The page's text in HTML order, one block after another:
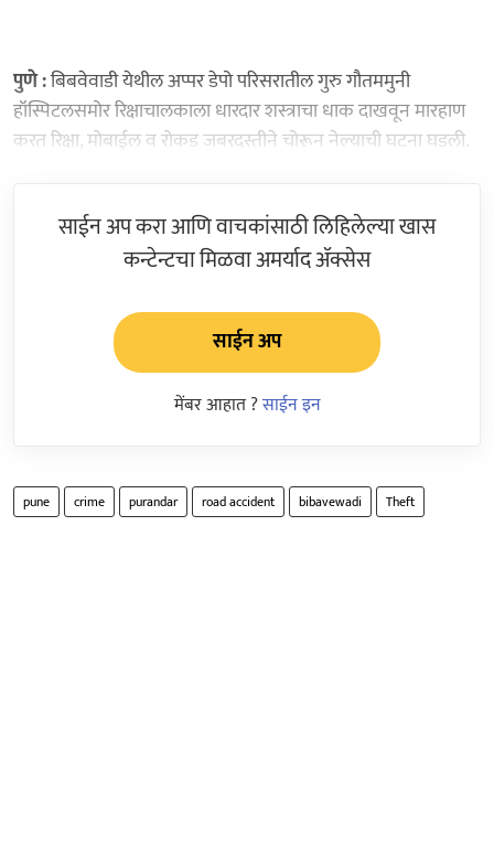
पुणे :बिबवेवाडी येथील अप्पर डेपो परिसरातील गुरु गौतममुनी
हॉस्पिटलसमोर रिक्षाचालकाला धारदार शस्त्राचा धाक दाखवून मारहाण
करत रिक्षा, मोबाईल व रोकड जबरदस्तीने चोरून नेल्याची घटना घडली.
साईन अप करा आणि वाचकांसाठी लिहिलेल्या खास
कन्टेन्टचा मिळवा अमर्याद ॲक्सेस
साईन अप
मेंबर आहात ?साईन इन
pune crime purandar road accident bibavewadi Theft